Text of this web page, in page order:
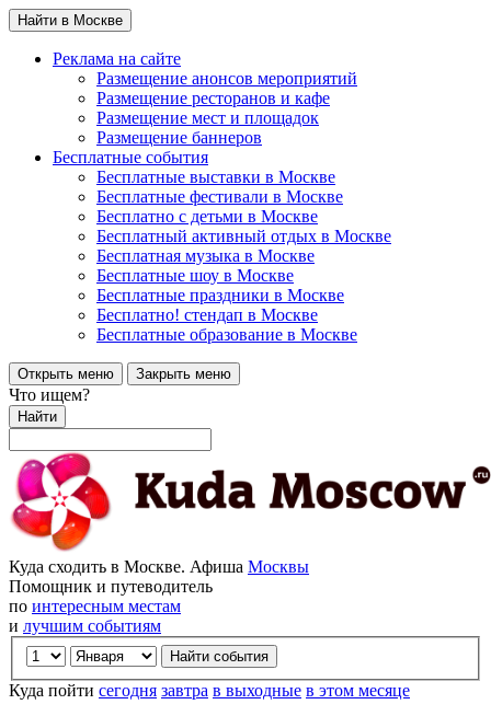
Найти в Москве
Реклама на сайте
Размещение анонсов мероприятий
Размещение ресторанов и кафе
Размещение мест и площадок
Размещение баннеров
Бесплатные события
Бесплатные выставки в Москве
Бесплатные фестивали в Москве
Бесплатно с детьми в Москве
Бесплатный активный отдых в Москве
Бесплатная музыка в Москве
Бесплатные шоу в Москве
Бесплатные праздники в Москве
Бесплатно! стендап в Москве
Бесплатные образование в Москве
Открыть меню Закрыть меню
Что ищем?
Найти
Куда сходить в Москве. Афиша Москвы
Помощник и путеводитель
по интересным местам
и лучшим событиям
Куда пойти сегодня завтра в выходные в этом месяце